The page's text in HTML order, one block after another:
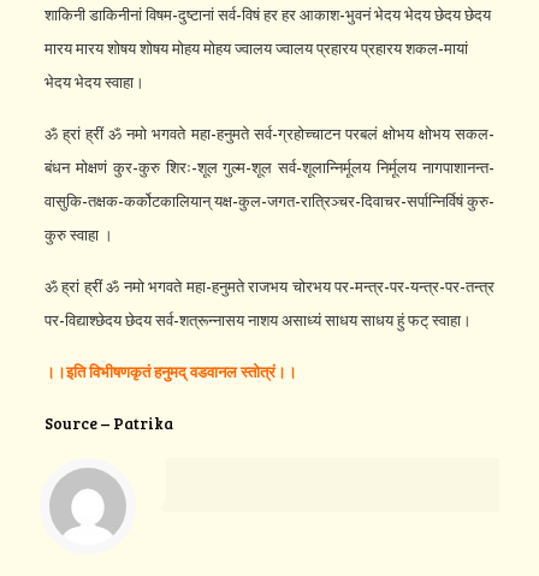
शाकिनी डाकिनीनां विषम-दुष्टानां सर्व-विषं हर हर आकाश-भुवनं भेदय भेदय छेदय छेदय
मारय मारय शोषय शोषय मोहय मोहय ज्वालय ज्वालय प्रहारय प्रहारय शकल-मायां
भेदय भेदय स्वाहा।
ॐ ह्रां ह्रीं ॐ नमो भगवते महा-हनुमते सर्व-ग्रहोच्चाटन परबलं क्षोभय क्षोभय सकल-
बंधन मोक्षणं कुर-कुरु शिरः-शूल गुल्म-शूल सर्व-शूलान्निर्मूलय निर्मूलय नागपाशानन्त-
वासुकि-तक्षक-कर्कोटकालियान् यक्ष-कुल-जगत-रात्रिञ्चर-दिवाचर-सर्पान्निर्विषं कुरु-
कुरु स्वाहा ।
ॐ ह्रां ह्रीं ॐ नमो भगवते महा-हनुमते राजभय चोरभय पर-मन्त्र-पर-यन्त्र-पर-तन्त्र
पर-विद्याश्छेदय छेदय सर्व-शत्रून्नासय नाशय असाध्यं साधय साधय हुं फट् स्वाहा।
।।इतिविभीषणकृतंहनुमद्वडवानलस्तोत्रं।।
Source – Patrika